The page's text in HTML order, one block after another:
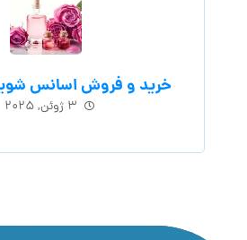
خرید و فروش اسانس
۳ ژوئن, ۲۰۲۵